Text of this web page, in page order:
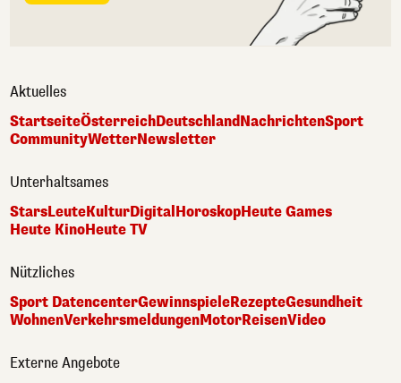
Aktuelles
StartseiteÖsterreichDeutschlandNachrichtenSport
CommunityWetterNewsletter
Unterhaltsames
StarsLeuteKulturDigital HoroskopHeute Games
Heute KinoHeute TV
Nützliches
Sport DatencenterGewinnspieleRezepteGesundheit
WohnenVerkehrsmeldungenMotorReisenVideo
Externe Angebote